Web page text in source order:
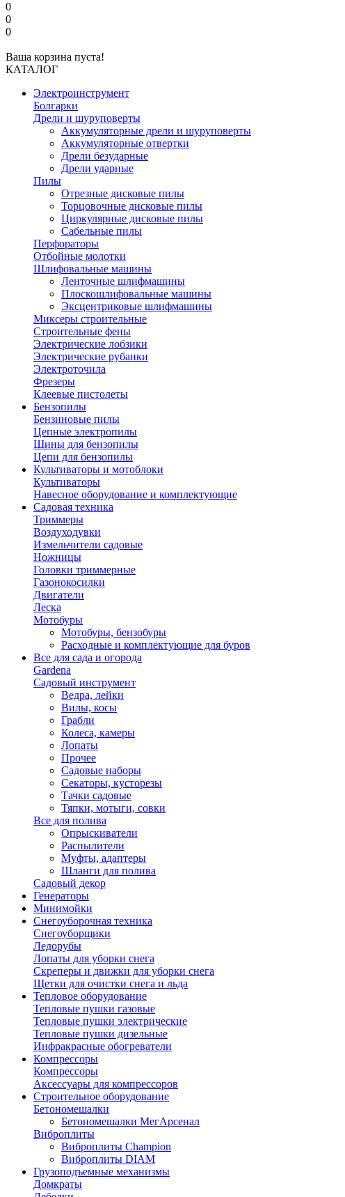
0
0
0
Ваша корзина пуста!
КАТАЛОГ
Электроинструмент
Болгарки
Дрели и шуруповерты
Аккумуляторные дрели и шуруповерты
Аккумуляторные отвертки
Дрели безударные
Дрели ударные
Пилы
Отрезные дисковые пилы
Торцовочные дисковые пилы
Циркулярные дисковые пилы
Сабельные пилы
Перфораторы
Отбойные молотки
Шлифовальные машины
Ленточные шлифмашины
Плоскошлифовальные машины
Эксцентриковые шлифмашины
Миксеры строительные
Строительные фены
Электрические лобзики
Электрические рубанки
Электроточила
Фрезеры
Клеевые пистолеты
Бензопилы
Бензиновые пилы
Цепные электропилы
Шины для бензопилы
Цепи для бензопилы
Культиваторы и мотоблоки
Культиваторы
Навесное оборудование и комплектующие
Садовая техника
Триммеры
Воздуходувки
Измельчители садовые
Ножницы
Головки триммерные
Газонокосилки
Двигатели
Леска
Мотобуры
Мотобуры, бензобуры
Расходные и комплектующие для буров
Все для сада и огорода
Gardena
Садовый инструмент
Ведра, лейки
Вилы, косы
Грабли
Колеса, камеры
Лопаты
Прочее
Садовые наборы
Секаторы, кусторезы
Тачки садовые
Тяпки, мотыги, совки
Все для полива
Опрыскиватели
Распылители
Муфты, адаптеры
Шланги для полива
Садовый декор
Генераторы
Минимойки
Снегоуборочная техника
Снегоуборщики
Ледорубы
Лопаты для уборки снега
Скреперы и движки для уборки снега
Щетки для очистки снега и льда
Тепловое оборудование
Тепловые пушки газовые
Тепловые пушки электрические
Тепловые пушки дизельные
Инфракрасные обогреватели
Компрессоры
Компрессоры
Аксессуары для компрессоров
Строительное оборудование
Бетономешалки
Бетономешалки МегАрсенал
Виброплиты
Виброплиты Champion
Виброплиты DIAM
Грузоподъемные механизмы
Домкраты